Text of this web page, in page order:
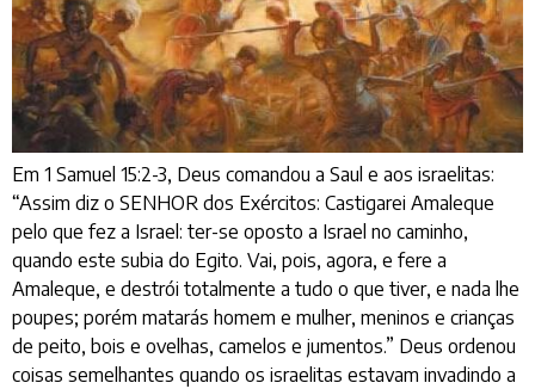
Em 1 Samuel 15:2-3, Deus comandou a Saul e aos israelitas:
“Assim diz o SENHOR dos Exércitos: Castigarei Amaleque
pelo que fez a Israel: ter-se oposto a Israel no caminho,
quando este subia do Egito. Vai, pois, agora, e fere a
Amaleque, e destrói totalmente a tudo o que tiver, e nada lhe
poupes; porém matarás homem e mulher, meninos e crianças
de peito, bois e ovelhas, camelos e jumentos.” Deus ordenou
coisas semelhantes quando os israelitas estavam invadindo a